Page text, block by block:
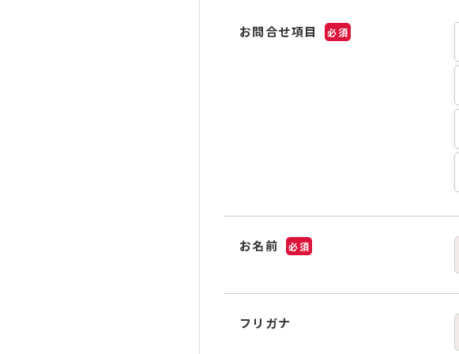
お問合せ項目 必須
お名前 必須
フリガナ